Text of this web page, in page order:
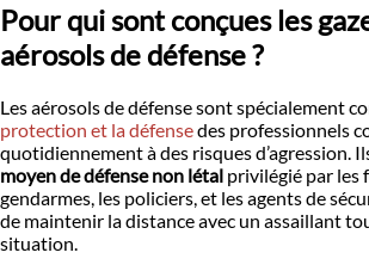
Pour qui sont conçues les
aérosols de défense ?
Les aérosols de défense sont spécialement
protection et la défensedes professionnels
quotidiennement à des risques d’agression.
moyen de défense non létal privilégié par les
gendarmes, les policiers, et les agents de
de maintenir la distance avec un assaillant
situation.